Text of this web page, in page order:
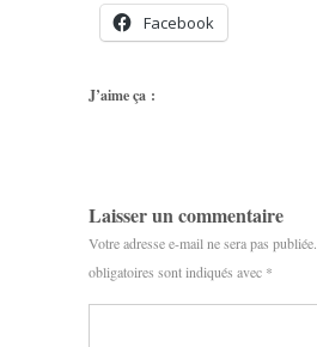
Facebook
J’aime ça :
Laisser un commentaire
Votre adresse e-mail ne sera pas publiée.
obligatoires sont indiqués avec *